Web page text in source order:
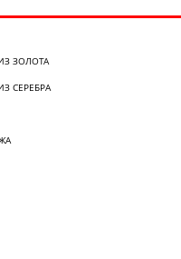
ЗОЛОТА
СЕРЕБРА